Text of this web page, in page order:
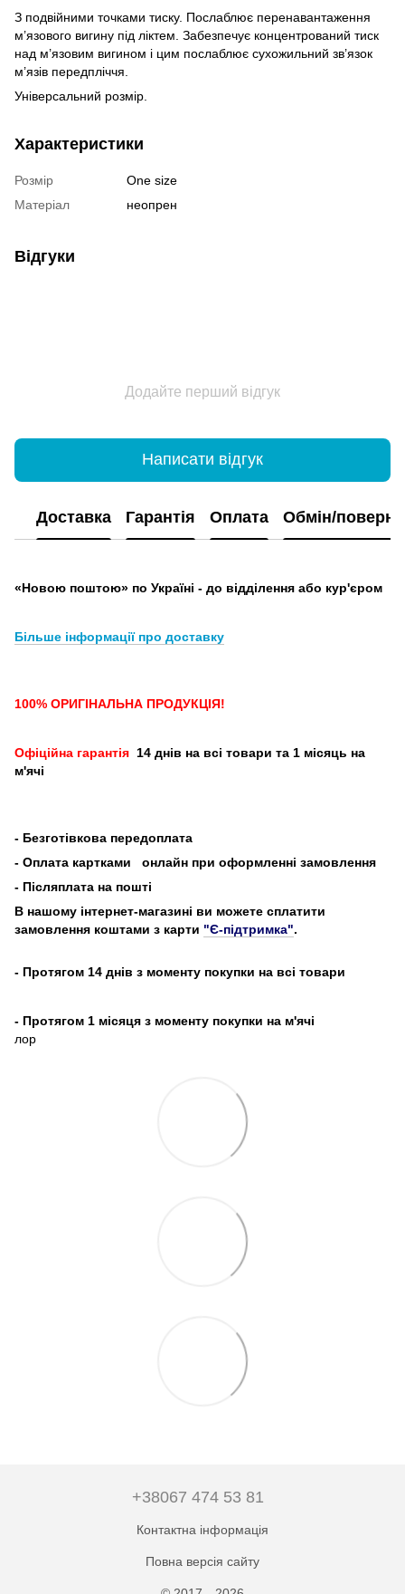
З подвійними точками тиску. Послаблює перенавантаження
м’язового вигину під ліктем. Забезпечує концентрований тиск
над м’язовим вигином і цим послаблює сухожильний зв’язок
м’язів передпліччя.
Універсальний розмір.
Характеристики
Розмір
One size
Матеріал
неопрен
Відгуки
Додайте перший відгук
Написати відгук
Доставка Гарантія Оплата Обмін/
«Новою поштою» по Україні - до відділення або кур'єром
Більше інформації про доставку
100% ОРИГІНАЛЬНА ПРОДУКЦІЯ!
Офіційна гарантія 14 днів на всі товари та 1 місяць на
м'ячі
- Безготівкова передоплата
- Оплата картками
онлайн при оформленні замовлення
- Післяплата на пошті
В нашому інтернет-магазині ви можете сплатити
замовлення коштами з карти "Є-підтримка".
- Протягом 14 днів з моменту покупки на всі товари
- Протягом 1 місяця з моменту покупки на м'ячі
лор
+38067 474 53 81
Контактна інформація
Повна версія сайту